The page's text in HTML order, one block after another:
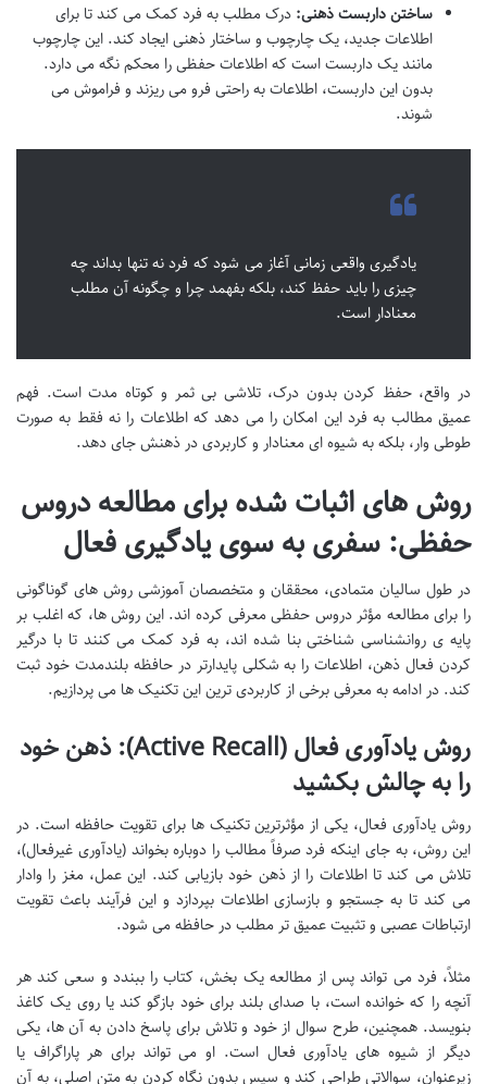
ساختن داربست ذهنی: درک مطلب به فرد کمک می کند تا برای
اطلاعات جدید، یک چارچوب و ساختار ذهنی ایجاد کند. این چارچوب
مانند یک داربست است که اطلاعات حفظی را محکم نگه می دارد.
بدون این داربست، اطلاعات به راحتی فرو می ریزند و فراموش می
شوند.
یادگیری واقعی زمانی آغاز می شود که فرد نه تنها بداند چه
چیزی را باید حفظ کند، بلکه بفهمد چرا و چگونه آن مطلب
معنادار است.
در واقع، حفظ کردن بدون درک، تلاشی بی ثمر و کوتاه مدت است. فهم
عمیق مطالب به فرد این امکان را می دهد که اطلاعات را نه فقط به صورت
طوطی وار، بلکه به شیوه ای معنادار و کاربردی در ذهنش جای دهد.
روش های اثبات شده برای مطالعه دروس
حفظی: سفری به سوی یادگیری فعال
در طول سالیان متمادی، محققان و متخصصان آموزشی روش های گوناگونی
را برای مطالعه مؤثر دروس حفظی معرفی کرده اند. این روش ها، که اغلب بر
پایه ی روانشناسی شناختی بنا شده اند، به فرد کمک می کنند تا با درگیر
کردن فعال ذهن، اطلاعات را به شکلی پایدارتر در حافظه بلندمدت خود ثبت
کند. در ادامه به معرفی برخی از کاربردی ترین این تکنیک ها می پردازیم.
روش یادآوری فعال (Active Recall): ذهن خود
را به چالش بکشید
روش یادآوری فعال، یکی از مؤثرترین تکنیک ها برای تقویت حافظه است. در
این روش، به جای اینکه فرد صرفاً مطالب را دوباره بخواند (یادآوری غیرفعال)،
تلاش می کند تا اطلاعات را از ذهن خود بازیابی کند. این عمل، مغز را وادار
می کند تا به جستجو و بازسازی اطلاعات بپردازد و این فرآیند باعث تقویت
ارتباطات عصبی و تثبیت عمیق تر مطلب در حافظه می شود.
مثلاً، فرد می تواند پس از مطالعه یک بخش، کتاب را ببندد و سعی کند هر
آنچه را که خوانده است، با صدای بلند برای خود بازگو کند یا روی یک کاغذ
بنویسد. همچنین، طرح سوال از خود و تلاش برای پاسخ دادن به آن ها، یکی
دیگر از شیوه های یادآوری فعال است. او می تواند برای هر پاراگراف یا
زیرعنوان، سوالاتی طراحی کند و سپس بدون نگاه کردن به متن اصلی، به آن